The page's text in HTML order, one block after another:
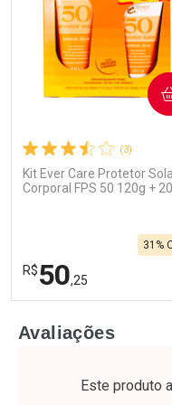
(3)
Kit Ever Care Protetor
Corporal FPS 50 120g +
R$50,25
31%
COMPRAR
Laboratório
Por Menos
Avaliações
Este produto